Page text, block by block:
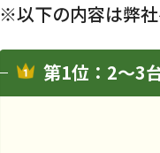
※以下の内容は弊社
第1位：2～3